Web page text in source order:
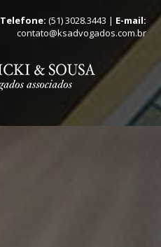
Telefone: (51) 3028.3443 | E-mail:
contato@ksadvogados.com.br